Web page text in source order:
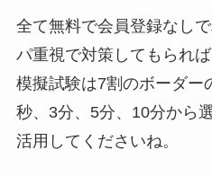
全て無料で会員登録なし
パ重視で対策してもられ
模擬試験は7割のボーダー
秒、3分、5分、10分から
活用してくださいね。